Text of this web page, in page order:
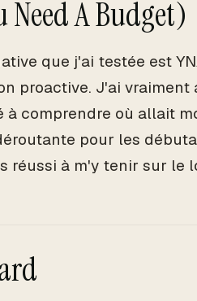
Need A Budget)
que j'ai testée est
proactive. J'ai
à comprendre où allait
pour les
réussi à m'y tenir sur le